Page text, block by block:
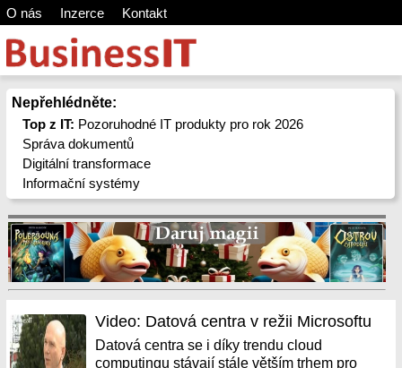
O nás Inzerce Kontakt
Nepřehlédněte:
Top z IT: Pozoruhodné IT produkty pro rok 2026
Správa dokumentů
Digitální transformace
Informační systémy
Video: Datová centra v režii Microsoftu
Datová centra se i díky trendu cloud
computingu stávají stále větším trhem pro